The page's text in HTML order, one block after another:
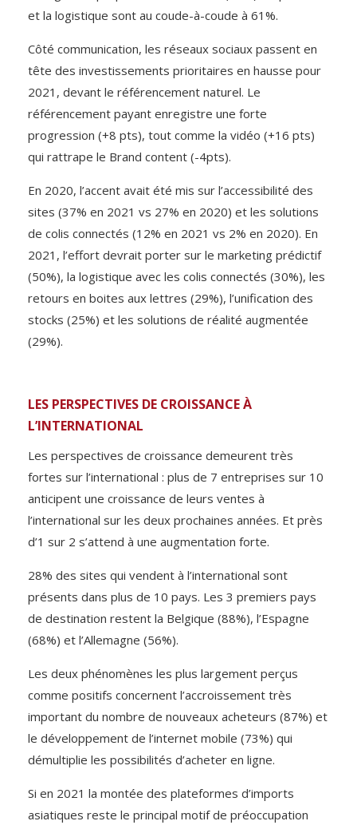
et la logistique sont au coude-à-coude à 61%.
Côté communication, les réseaux sociaux passent en
tête des investissements prioritaires en hausse pour
2021, devant le référencement naturel. Le
référencement payant enregistre une forte
progression (+8 pts), tout comme la vidéo (+16 pts)
qui rattrape le Brand content (-4pts).
En 2020, l’accent avait été mis sur l’accessibilité des
sites (37% en 2021 vs 27% en 2020) et les solutions
de colis connectés (12% en 2021 vs 2% en 2020). En
2021, l’effort devrait porter sur le marketing prédictif
(50%), la logistique avec les colis connectés (30%), les
retours en boites aux lettres (29%), l’unification des
stocks (25%) et les solutions de réalité augmentée
(29%).
LES PERSPECTIVES DE CROISSANCE À
L’INTERNATIONAL
Les perspectives de croissance demeurent très
fortes sur l’international : plus de 7 entreprises sur 10
anticipent une croissance de leurs ventes à
l’international sur les deux prochaines années. Et près
d’1 sur 2 s’attend à une augmentation forte.
28% des sites qui vendent à l’international sont
présents dans plus de 10 pays. Les 3 premiers pays
de destination restent la Belgique (88%), l’Espagne
(68%) et l’Allemagne (56%).
Les deux phénomènes les plus largement perçus
comme positifs concernent l’accroissement très
important du nombre de nouveaux acheteurs (87%) et
le développement de l’internet mobile (73%) qui
démultiplie les possibilités d’acheter en ligne.
Si en 2021 la montée des plateformes d’imports
asiatiques reste le principal motif de préoccupation